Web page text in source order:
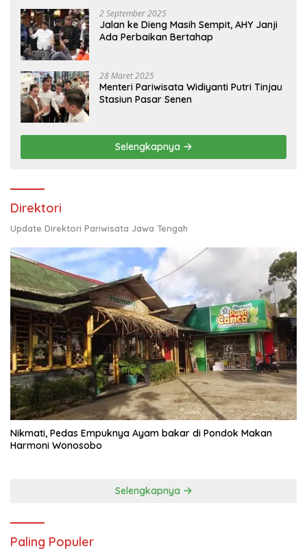
2 September 2025
Jalan ke Dieng Masih Sempit, AHY Janji
Ada Perbaikan Bertahap
28 Maret 2025
Menteri Pariwisata Widiyanti Putri Tinjau
Stasiun Pasar Senen
Selengkapnya
Direktori
Update Direktori Pariwisata Jawa Tengah
Nikmati, Pedas Empuknya Ayam bakar di Pondok Makan
Harmoni Wonosobo
Selengkapnya
Paling Populer